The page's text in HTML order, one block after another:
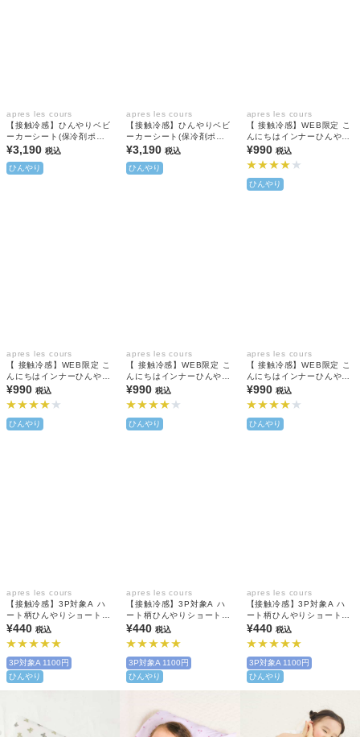
apres les cours
【接触冷感】ひんやりベビ
ーカーシート(保冷剤ポケ
ット付き)
¥3,190 税込
ひんやり
apres les cours
【接触冷感】ひんやりベビ
ーカーシート(保冷剤ポケ
ット付き)
¥3,190税込
ひんやり
apres les cours
【 接触冷感】WEB限定 こ
んにちはインナーひんやり
天竺 キャミソール
¥990 税込
ひんやり
apres les cours
【 接触冷感】WEB限定 こ
んにちはインナーひんやり
天竺 キャミソール
¥990 税込
ひんやり
apres les cours
【 接触冷感】WEB限定 こ
んにちはインナーひんやり
天竺 キャミソール
¥990税込
ひんやり
apres les cours
【 接触冷感】WEB限定 こ
んにちはインナーひんやり
天竺 キャミソール
¥990 税込
ひんやり
apres les cours
【接触冷感】3P対象A ハ
ート柄ひんやりショートソ
ックス
¥440 税込
3P対象A 1100円
ひんやり
apres les cours
【接触冷感】3P対象A ハ
ート柄ひんやりショートソ
ックス
¥440税込
3P対象A 1100円
ひんやり
apres les cours
【接触冷感】3P対象A ハ
ート柄ひんやりショートソ
ックス
¥440 税込
3P対象A 1100円
ひんやり